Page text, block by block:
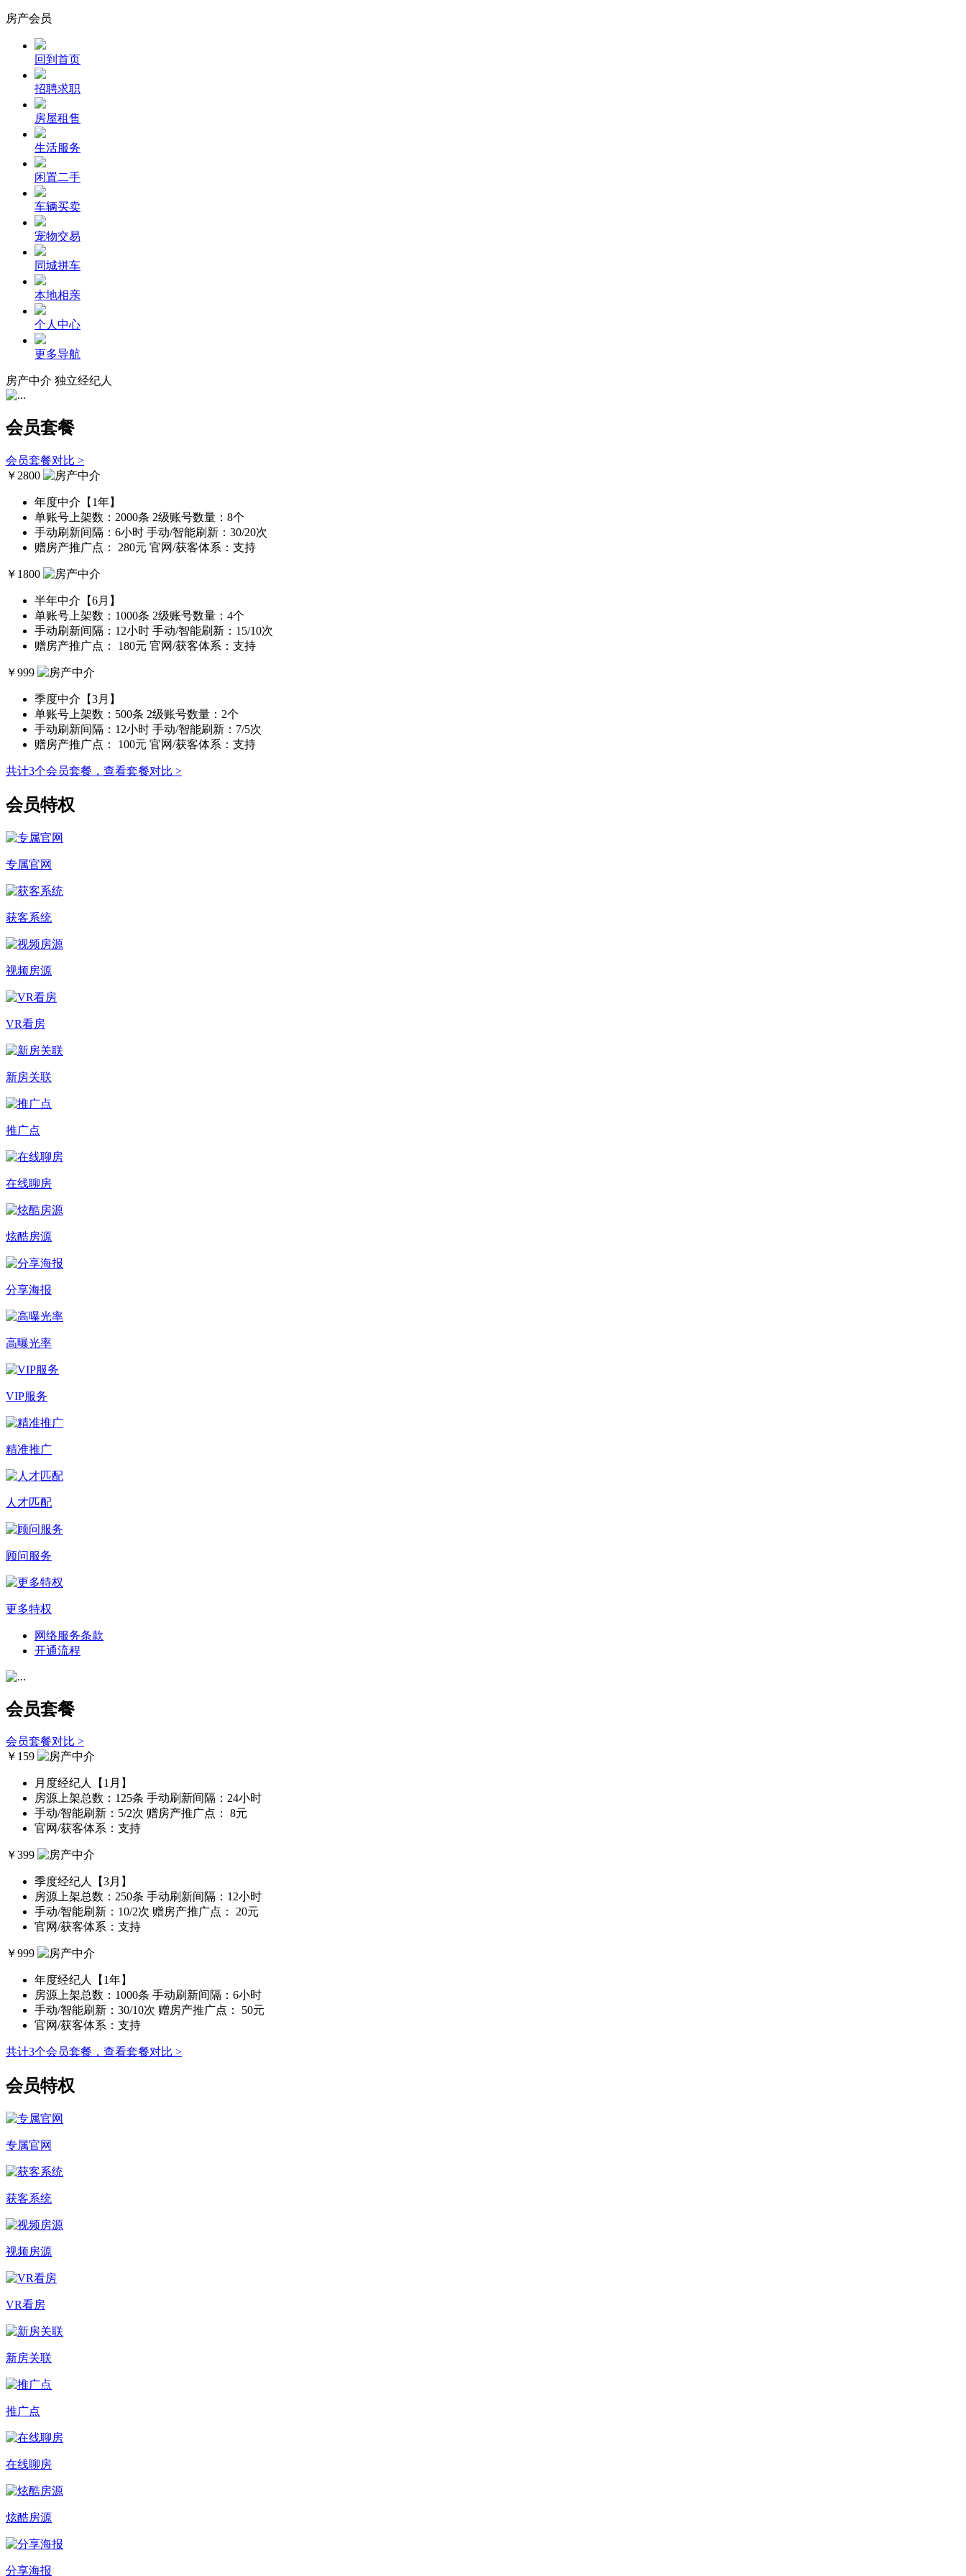
房产会员
回到首页
招聘求职
房屋租售
生活服务
闲置二手
车辆买卖
宠物交易
同城拼车
本地相亲
个人中心
更多导航
房产中介 独立经纪人
会员套餐
会员套餐对比 >
￥ 2800
年度中介【1年】
单账号上架数：2000条 2级账号数量：8个
手动刷新间隔：6小时 手动/智能刷新：30/20次
赠房产推广点： 280元 官网/获客体系：支持
￥ 1800
半年中介【6月】
单账号上架数：1000条 2级账号数量：4个
手动刷新间隔：12小时 手动/智能刷新：15/10次
赠房产推广点： 180元 官网/获客体系：支持
￥999
季度中介【3月】
单账号上架数：500条 2级账号数量：2个
手动刷新间隔：12小时 手动/智能刷新：7/5次
赠房产推广点： 100元 官网/获客体系：支持
共计3个会员套餐，查看套餐对比 >
会员特权
专属官网
获客系统
视频房源
VR看房
新房关联
推广点
在线聊房
炫酷房源
分享海报
高曝光率
VIP服务
精准推广
人才匹配
顾问服务
更多特权
网络服务条款
开通流程
会员套餐
会员套餐对比 >
￥ 159
月度经纪人【1月】
房源上架总数：125条 手动刷新间隔：24小时
手动/智能刷新：5/2次 赠房产推广点： 8元
官网/获客体系：支持
￥399
季度经纪人【3月】
房源上架总数：250条 手动刷新间隔：12小时
手动/智能刷新：10/2次 赠房产推广点： 20元
官网/获客体系：支持
￥999
年度经纪人【1年】
房源上架总数：1000条 手动刷新间隔：6小时
手动/智能刷新：30/10次 赠房产推广点： 50元
官网/获客体系：支持
共计3个会员套餐，查看套餐对比 >
会员特权
专属官网
获客系统
视频房源
VR看房
新房关联
推广点
在线聊房
炫酷房源
分享海报